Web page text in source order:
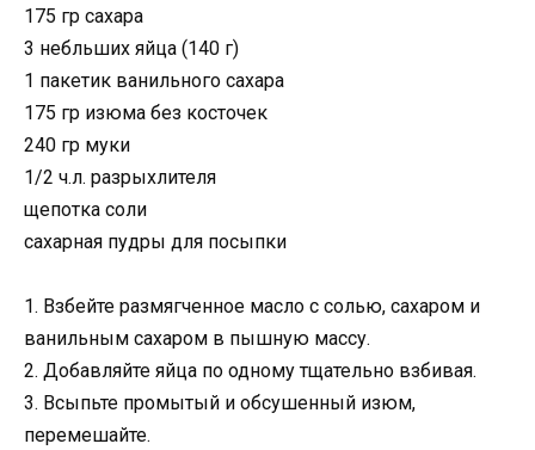
175 гр сахара
3 небльших яйца (140 г)
1 пакетик ванильного сахара
175 гр изюма без косточек
240 гр муки
1/2 ч.л. разрыхлителя
щепотка соли
сахарная пудры для посыпки
1. Взбейте размягченное масло с солью, сахаром и
ванильным сахаром в пышную массу.
2. Добавляйте яйца по одному тщательно взбивая.
3. Всыпьте промытый и обсушенный изюм,
перемешайте.